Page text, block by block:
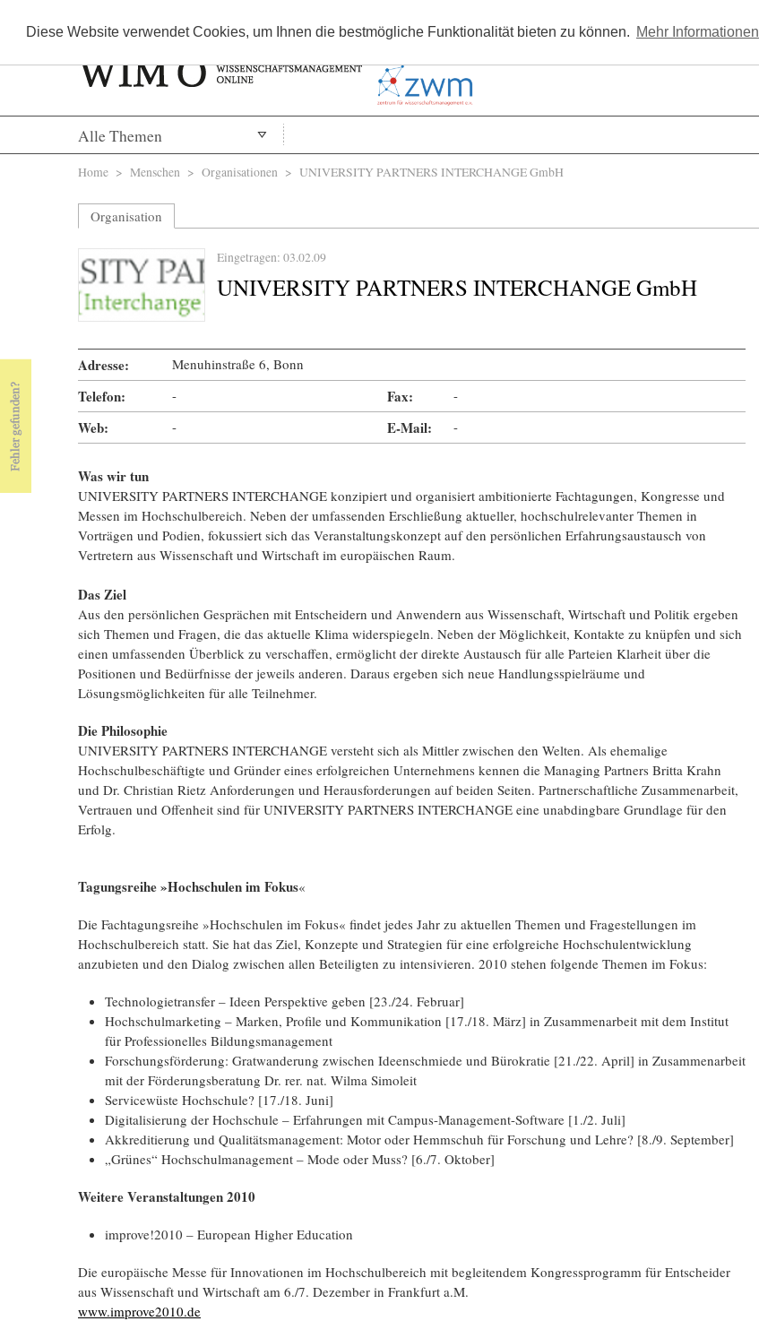
Diese Website verwendet Cookies, um Ihnen die bestmögliche Funktionalität bieten zu können. Mehr Informationen
Kostenlos registrieren
Alle Themen
Sie sind hier
Home > Menschen > Organisationen > UNIVERSITY PARTNERS INTERCHANGE GmbH
Organisation
Eingetragen: 03.02.09
UNIVERSITY PARTNERS INTERCHANGE GmbH
Adresse: Menuhinstraße 6, Bonn
Telefon: - Fax: -
Web: - E-Mail: -
Was wir tun
UNIVERSITY PARTNERS INTERCHANGE konzipiert und organisiert ambitionierte Fachtagungen, Kongresse und
Messen im Hochschulbereich. Neben der umfassenden Erschließung aktueller, hochschulrelevanter Themen in
Vorträgen und Podien, fokussiert sich das Veranstaltungskonzept auf den persönlichen Erfahrungsaustausch von
Vertretern aus Wissenschaft und Wirtschaft im europäischen Raum.
Das Ziel
Aus den persönlichen Gesprächen mit Entscheidern und Anwendern aus Wissenschaft, Wirtschaft und Politik ergeben
sich Themen und Fragen, die das aktuelle Klima widerspiegeln. Neben der Möglichkeit, Kontakte zu knüpfen und sich
einen umfassenden Überblick zu verschaffen, ermöglicht der direkte Austausch für alle Parteien Klarheit über die
Positionen und Bedürfnisse der jeweils anderen. Daraus ergeben sich neue Handlungsspielräume und
Lösungsmöglichkeiten für alle Teilnehmer.
Die Philosophie
UNIVERSITY PARTNERS INTERCHANGE versteht sich als Mittler zwischen den Welten. Als ehemalige
Hochschulbeschäftigte und Gründer eines erfolgreichen Unternehmens kennen die Managing Partners Britta Krahn
und Dr. Christian Rietz Anforderungen und Herausforderungen auf beiden Seiten. Partnerschaftliche Zusammenarbeit,
Vertrauen und Offenheit sind für UNIVERSITY PARTNERS INTERCHANGE eine unabdingbare Grundlage für den
Erfolg.
Tagungsreihe »Hochschulen im Fokus«
Die Fachtagungsreihe »Hochschulen im Fokus« findet jedes Jahr zu aktuellen Themen und Fragestellungen im
Hochschulbereich statt. Sie hat das Ziel, Konzepte und Strategien für eine erfolgreiche Hochschulentwicklung
anzubieten und den Dialog zwischen allen Beteiligten zu intensivieren. 2010 stehen folgende Themen im Fokus:
Technologietransfer – Ideen Perspektive geben [23./24. Februar]
Hochschulmarketing – Marken, Profile und Kommunikation [17./18. März] in Zusammenarbeit mit dem Institut
für Professionelles Bildungsmanagement
Forschungsförderung: Gratwanderung zwischen Ideenschmiede und Bürokratie [21./22. April] in Zusammenarbeit
mit der Förderungsberatung Dr. rer. nat. Wilma Simoleit
Servicewüste Hochschule? [17./18. Juni]
Digitalisierung der Hochschule – Erfahrungen mit Campus-Management-Software [1./2. Juli]
Akkreditierung und Qualitätsmanagement: Motor oder Hemmschuh für Forschung und Lehre? [8./9. September]
„Grünes“ Hochschulmanagement – Mode oder Muss? [6./7. Oktober]
Weitere Veranstaltungen 2010
improve!2010 – European Higher Education
Die europäische Messe für Innovationen im Hochschulbereich mit begleitendem Kongressprogramm für Entscheider
aus Wissenschaft und Wirtschaft am 6./7. Dezember in Frankfurt a.M.
www.improve2010.de